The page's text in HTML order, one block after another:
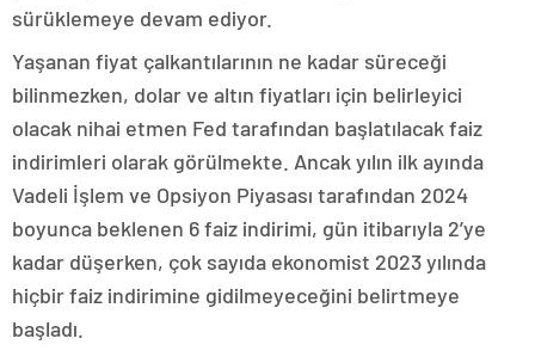
sürüklemeye devam ediyor.
Yaşanan fiyat çalkantılarının ne kadar süreceği
bilinmezken, dolar ve altın fiyatları için belirleyici
olacak nihai etmen Fed tarafından başlatılacak faiz
indirimleri olarak görülmekte. Ancak yılın ilk ayında
Vadeli İşlem ve Opsiyon Piyasası tarafından 2024
boyunca beklenen 6 faiz indirimi, gün itibarıyla 2’ye
kadar düşerken, çok sayıda ekonomist 2023 yılında
hiçbir faiz indirimine gidilmeyeceğini belirtmeye
başladı.